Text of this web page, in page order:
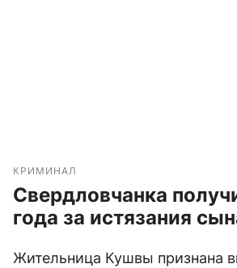
КРИМИНАЛ
Свердловчанка
года за истязания
Жительница Кушвы признана